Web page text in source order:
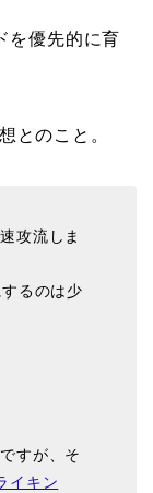
を優先的に育
とのこと。
攻流しま
るのは少
すが、そ
イキン